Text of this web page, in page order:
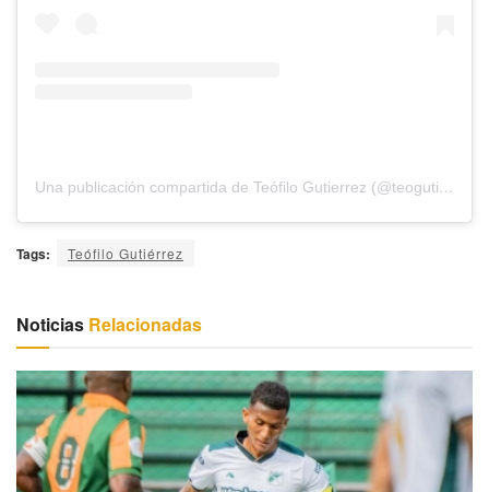
Una publicación compartida de Teófilo Gutierrez (@teogutierrez_)
Tags: Teófilo Gutiérrez
Noticias Relacionadas